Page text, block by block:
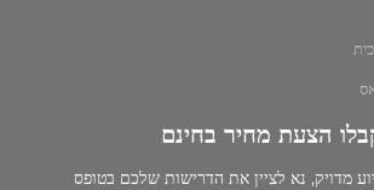
הצעת מחיר בחינם
מדויק, נא לציין את הדרישות שלכם בטופס